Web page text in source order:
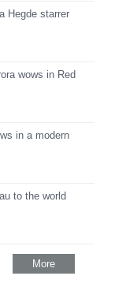
Hegde starrer
wows in Red
in a modern
to the world
More